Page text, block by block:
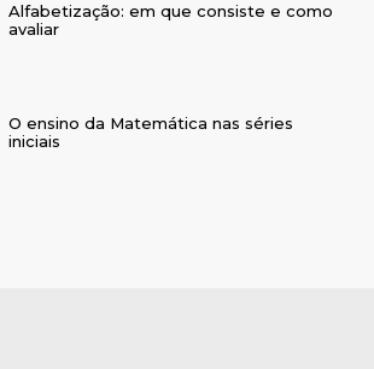
Alfabetização: em que consiste e como
avaliar
O ensino da Matemática nas séries
iniciais